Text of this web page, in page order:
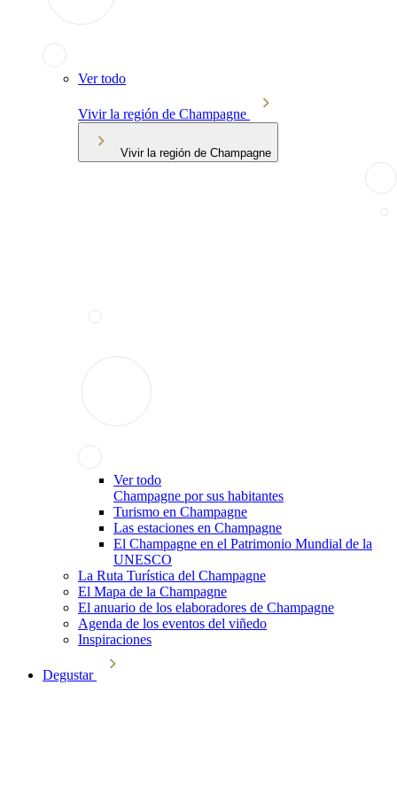
Ver todo
Vivir la región de Champagne
Vivir la región de Champagne
Ver todo
Champagne por sus habitantes
Turismo en Champagne
Las estaciones en Champagne
El Champagne en el Patrimonio Mundial de la
UNESCO
La Ruta Turística del Champagne
El Mapa de la Champagne
El anuario de los elaboradores de Champagne
Agenda de los eventos del viñedo
Inspiraciones
Degustar